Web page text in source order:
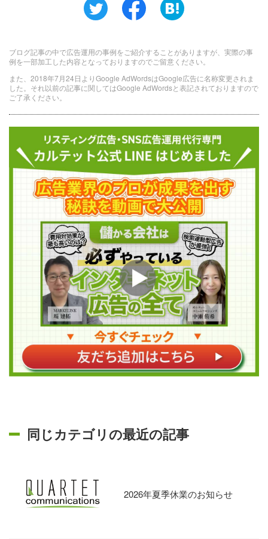
ブログ記事の中で広告運用の事例をご紹介することがありますが、実際の事
例を一部加工した内容となっておりますのでご留意ください。
また、2018年7月24日よりGoogle AdWordsはGoogle広告に名称変更されま
した。それ以前の記事に関してはGoogle AdWordsと表記されておりますので
ご了承ください。
同じカテゴリの最近の記事
2026年夏季休業のお知らせ